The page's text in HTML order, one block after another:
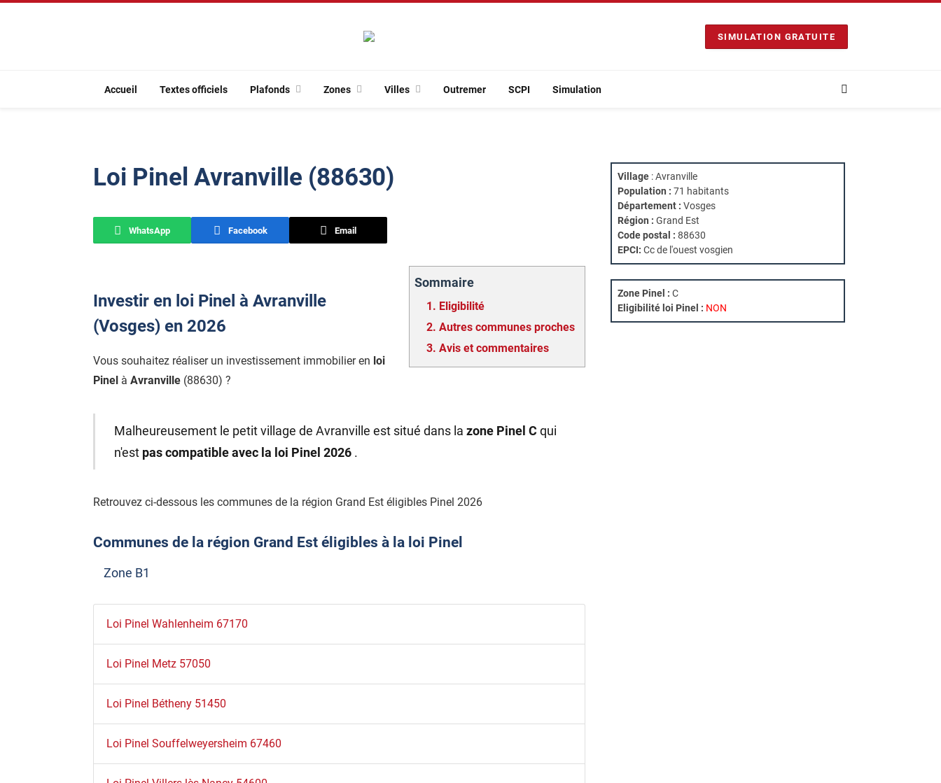
SIMULATION GRATUITE
Accueil Textes officiels Plafonds Zones Villes Outremer SCPI Simulation
Loi Pinel Avranville (88630)
WhatsApp Facebook Email
Sommaire
1. Eligibilité
2. Autres communes proches
3. Avis et commentaires
Investir en loi Pinel à Avranville
(Vosges) en 2026
Vous souhaitez réaliser un investissement immobilier en loi
Pinel à Avranville (88630) ?
Malheureusement le petit village de Avranville est situé dans la zone Pinel C qui
n'est pas compatible avec la loi Pinel 2026 .
Retrouvez ci-dessous les communes de la région Grand Est éligibles Pinel 2026
Communes de la région Grand Est éligibles à la loi Pinel
Zone B1
Loi Pinel Wahlenheim 67170
Loi Pinel Metz 57050
Loi Pinel Bétheny 51450
Loi Pinel Souffelweyersheim 67460
Village : Avranville
Population : 71 habitants
Département : Vosges
Région : Grand Est
Code postal : 88630
EPCI: Cc de l'ouest vosgien
Zone Pinel : C
Eligibilité loi Pinel : NON